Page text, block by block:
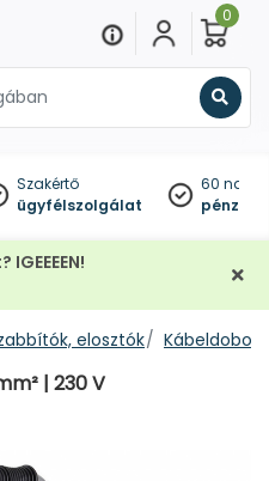
0
Szakértő
ügyfélszolgálat
60
elosztók Kábeldobok
| 230 V